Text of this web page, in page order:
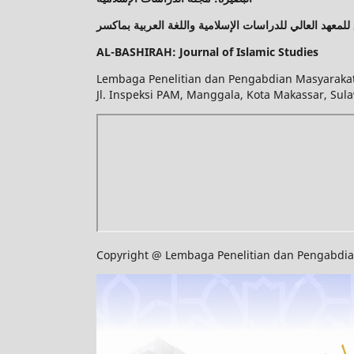
العالي للدراسات الإسلامية واللغة العربية بماكسر
AL-BASHIRAH: Journal of Islamic Studies
Lembaga Penelitian dan Pengabdian
Jl. Inspeksi PAM, Manggala, Kota Makassar,
Copyright @ Lembaga Penelitian dan